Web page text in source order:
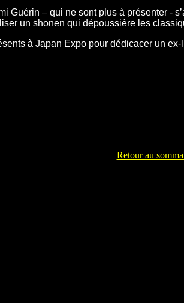
Guérin – qui ne sont plus à présenter -
un shonen qui dépoussière les
à Japan Expo pour dédicacer un
Retour au